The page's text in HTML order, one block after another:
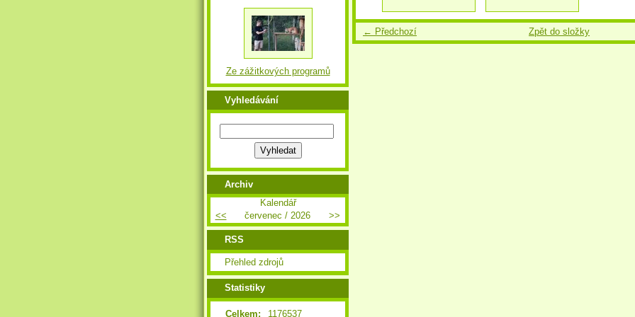
← Předchozí Zpět do složky
Ze zážitkových programů
Vyhledávání
Archiv
Kalendář
<<
červenec / 2026 >>
RSS
Přehled zdrojů
Statistiky
Celkem: 1176537